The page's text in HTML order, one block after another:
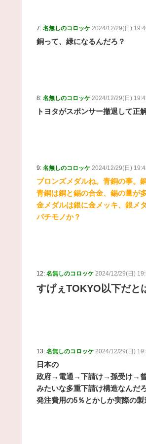
7: 名無しのコロッケ 2024/12/29(日)
銅って、緑になるんだろ？
8: 名無しのコロッケ 2024/12/29(日)
トヨタがスポンサー撤退して正
9: 名無しのコロッケ 2024/12/29(日)
ブロンズメダルね。青銅の事。
青銅は銅と錫の合金、錫の量が
金メダルは銀に金メッキ、銀メ
パチモノか？
12: 名無しのコロッケ 2024/12/29(日)
すげぇTOKYO以下だと
13: 名無しのコロッケ 2024/12/29(日)
日本の
政府→電通→下請け→孫受け→
みたいな多重下請け構造なんだ
発注費用の5％とかしか実際の